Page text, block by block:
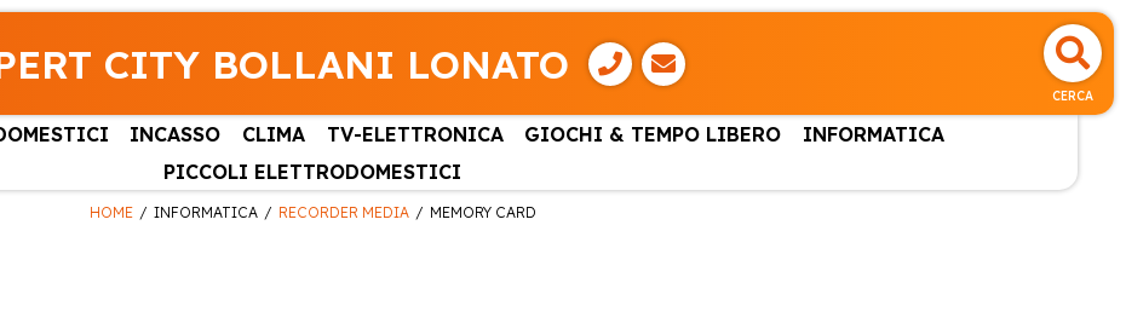
CITY BOLLANI LONATO
CERCA
INCASSO CLIMA TV-ELETTRONICA GIOCHI & TEMPO LIBERO
INFORMATICA
PICCOLI ELETTRODOMESTICI
HOME INFORMATICA RECORDER MEDIA MEMORY CARD